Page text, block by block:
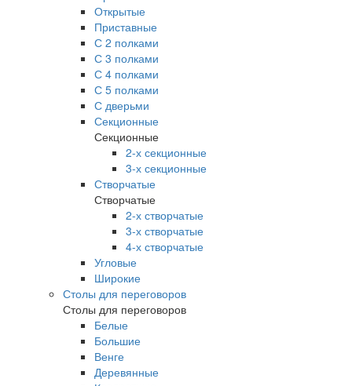
Открытые
Приставные
С 2 полками
С 3 полками
С 4 полками
С 5 полками
С дверьми
Секционные
Секционные
2-х секционные
3-х секционные
Створчатые
Створчатые
2-х створчатые
3-х створчатые
4-х створчатые
Угловые
Широкие
Столы для переговоров
Столы для переговоров
Белые
Большие
Венге
Деревянные